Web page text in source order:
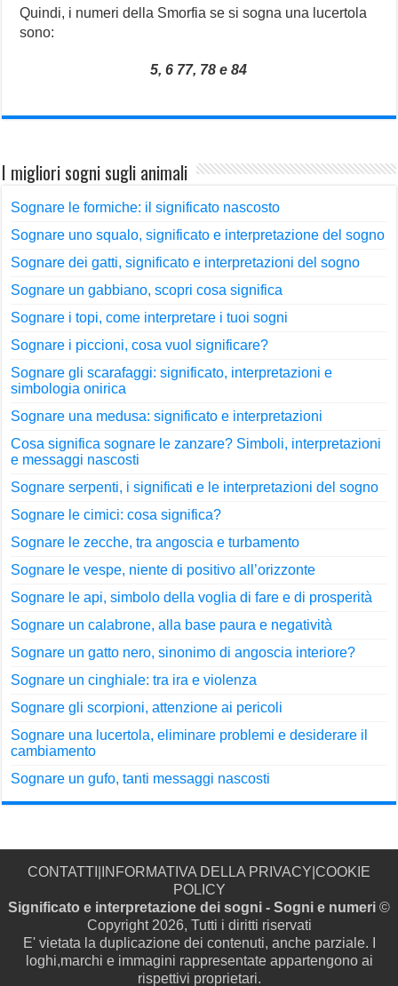
Quindi, i numeri della Smorfia se si sogna una lucertola
sono:
5, 6 77, 78 e 84
I migliori sogni sugli animali
Sognare le formiche: il significato nascosto
Sognare uno squalo, significato e interpretazione del sogno
Sognare dei gatti, significato e interpretazioni del sogno
Sognare un gabbiano, scopri cosa significa
Sognare i topi, come interpretare i tuoi sogni
Sognare i piccioni, cosa vuol significare?
Sognare gli scarafaggi: significato, interpretazioni e
simbologia onirica
Sognare una medusa: significato e interpretazioni
Cosa significa sognare le zanzare? Simboli, interpretazioni
e messaggi nascosti
Sognare serpenti, i significati e le interpretazioni del sogno
Sognare le cimici: cosa significa?
Sognare le zecche, tra angoscia e turbamento
Sognare le vespe, niente di positivo all’orizzonte
Sognare le api, simbolo della voglia di fare e di prosperità
Sognare un calabrone, alla base paura e negatività
Sognare un gatto nero, sinonimo di angoscia interiore?
Sognare un cinghiale: tra ira e violenza
Sognare gli scorpioni, attenzione ai pericoli
Sognare una lucertola, eliminare problemi e desiderare il
cambiamento
Sognare un gufo, tanti messaggi nascosti
CONTATTI INFORMATIVA DELLA PRIVACY COOKIE
POLICY
Significato e interpretazione dei sogni - Sogni e numeri ©
Copyright 2026, Tutti i diritti riservati
E' vietata la duplicazione dei contenuti, anche parziale. I
loghi,marchi e immagini rappresentate appartengono ai
rispettivi proprietari.